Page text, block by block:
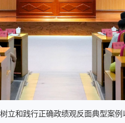
和践行正确政绩观反面典型案